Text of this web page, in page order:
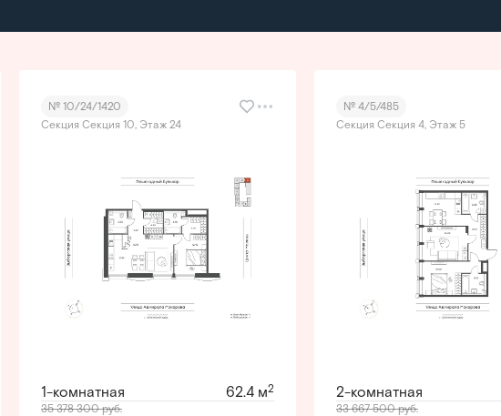
№ 10/24/1420
Секция Секция 10, Этаж 24
1-комнатная 62.4 м2
35 378 300руб.
№ 4/5/485
Секция Секция 4, Этаж 5
2-комнатная
33 667 500руб.